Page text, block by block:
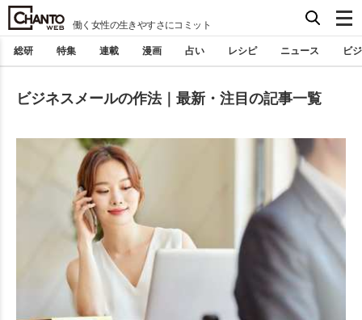
働く女性の生きやすさにコミット
総研 特集 連載 漫画 占い レシピ ニュース ビ
ビジネスメールの作法｜最新・注目の記事一覧